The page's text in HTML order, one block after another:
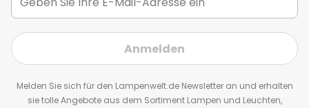
Anmelden
Melden Sie sich für den Lampenwelt.de Newsletter an und erhalten
sie tolle Angebote aus dem Sortiment Lampen und Leuchten,